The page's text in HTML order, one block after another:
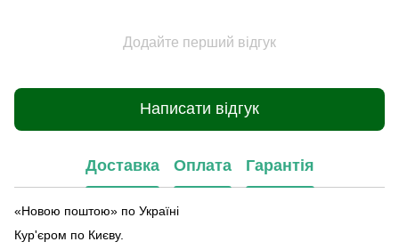
Додайте перший відгук
Написати відгук
Доставка Оплата Гарантія
«Новою поштою» по Україні
Кур'єром по Києву.